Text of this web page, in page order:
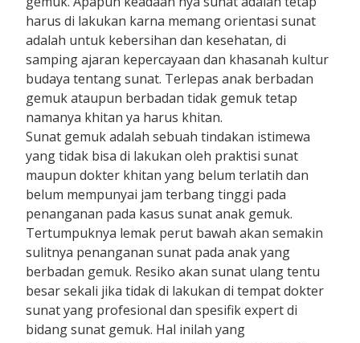
harus di lakukan karna memang orientasi sunat
adalah untuk kebersihan dan kesehatan, di
samping ajaran kepercayaan dan khasanah kultur
budaya tentang sunat. Terlepas anak berbadan
gemuk ataupun berbadan tidak gemuk tetap
namanya khitan ya harus khitan.
Sunat gemuk adalah sebuah tindakan istimewa
yang tidak bisa di lakukan oleh praktisi sunat
maupun dokter khitan yang belum terlatih dan
belum mempunyai jam terbang tinggi pada
penanganan pada kasus sunat anak gemuk.
Tertumpuknya lemak perut bawah akan semakin
sulitnya penanganan sunat pada anak yang
berbadan gemuk. Resiko akan sunat ulang tentu
besar sekali jika tidak di lakukan di tempat dokter
sunat yang profesional dan spesifik expert di
bidang sunat gemuk. Hal inilah yang